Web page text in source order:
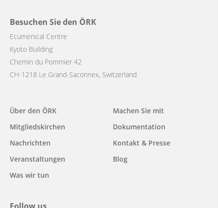
Besuchen Sie den ÖRK
Ecumenical Centre
Kyoto Building
Chemin du Pommier 42
CH-1218 Le Grand-Saconnex, Switzerland
Main
navigation
Über den ÖRK
Mitgliedskirchen
Nachrichten
Veranstaltungen
Was wir tun
Machen Sie mit
Dokumentation
Kontakt & Presse
Blog